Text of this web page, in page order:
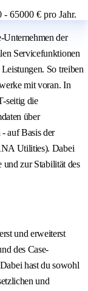
65000 € pro Jahr.
der
Servicefunktionen
So treiben
mit voran. In
die
über
auf Basis der
Utilities). Dabei
zur Stabilität des
und erweiterst
des Case-
hast du sowohl
und